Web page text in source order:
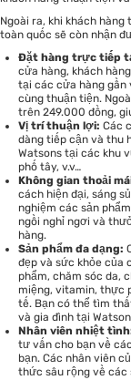
Ngoài ra, khi khách
toàn quốc sẽ còn nhận
Đặt hàng trực tiếp
cửa hàng, khách
tại các cửa hàng gần
cùng thuận tiện.
trên 249.000 đồng,
Vị trí thuận lợi: Các
dàng tiếp cận và thu
Watsons tại các khu
phố tây, v.v…
Không gian thoải
cách hiện đại, sáng
nghiệm các sản
ngồi nghỉ ngơi và
hàng.
Sản phẩm đa dạng:
đẹp và sức khỏe của
phẩm, chăm sóc da,
miệng, vitamin, thực
tế. Bạn có thể tìm
và gia đình tại
Nhân viên nhiệt
tư vấn cho bạn về
bạn. Các nhân viên
thức sâu rộng về các